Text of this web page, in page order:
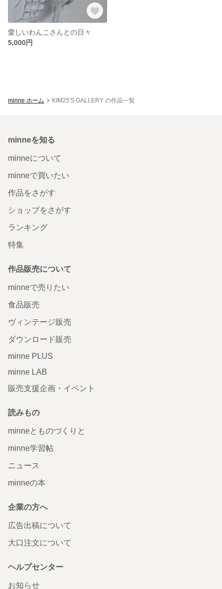
愛しいわんこさんとの日々
5,000円
minne ホーム KIM25'S GALLERY の作品一覧
minneを知る
minneについて
minneで買いたい
作品をさがす
ショップをさがす
ランキング
特集
作品販売について
minneで売りたい
食品販売
ヴィンテージ販売
ダウンロード販売
minne PLUS
minne LAB
販売支援企画・イベント
読みもの
minneとものづくりと
minne学習帖
ニュース
minneの本
企業の方へ
広告出稿について
大口注文について
ヘルプセンター
お知らせ